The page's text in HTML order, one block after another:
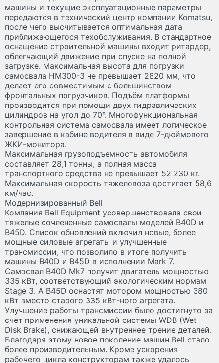
машины и текущие эксплуатационные параметры
передаются в технический центр компании Komatsu,
после чего высчитывается оптимальная дата
приближающегося техобслуживания. В стандартное
оснащение строительной машины входит ритардер,
облегчающий движение при спуске на полной
загрузке. Максимальная высота для погрузки
самосвала HM300-3 не превышает 2820 мм, что
делает его совместимым с большинством
фронтальных погрузчиков. Подъём платформы
производится при помощи двух гидравлических
цилиндров на угол до 70°. Многофункциональная
контрольная система самосвала имеет логическое
завершение в кабине водителя в виде 7-дюймового
ЖКИ-монитора.
Максимальная грузоподъемность автомобиля
составляет 28,1 тонны, а полная масса
транспортного средства не превышает 52 230 кг.
Максимальная скорость тяжеловоза достигает 58,6
км/час.
Модернизированный Bell
Компания Bell Equipment усовершенствовала свои
тяжелые сочлененные самосвалы моделей B40D и
B45D. Список обновлений включил новые, более
мощные силовые агрегаты и улучшенные
трансмиссии, что позволило в итоге получить
машины B40D и B45D в исполнении Mark 7.
Самосвал B40D Mk7 получит двигатель мощностью
335 кВт, соответствующий экологическим нормам
Stage 3. А B45D оснастят мотором мощностью 380
кВт вместо старого 335 кВт-ного агрегата.
Улучшение работы трансмиссии было достигнуто за
счет применения уникальной системы WDB (Wet
Disk Brake), снижающей внутреннее трение деталей.
Благодаря этому новое поколение машин Bell стало
более производительным. Кроме ускорения
рабочего цикла конструкторам также удалось